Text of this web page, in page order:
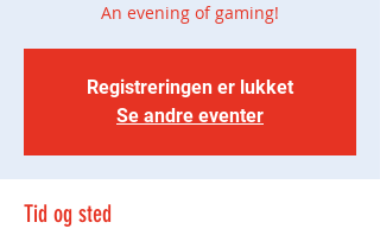
An evening of gaming!
Registreringen er lukket
Se andre eventer
Tid og sted